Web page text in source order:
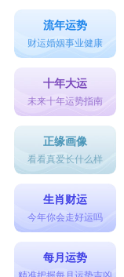
流年运势
财运婚姻事业健康
十年大运
未来十年运势指南
正缘画像
看看真爱长什么样
生肖财运
今年你会走好运吗
每月运势